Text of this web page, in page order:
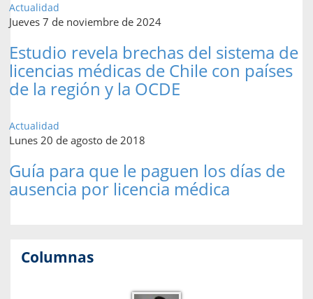
Actualidad
Jueves 7 de noviembre de 2024
Estudio revela brechas del sistema de
licencias médicas de Chile con países
de la región y la OCDE
Actualidad
Lunes 20 de agosto de 2018
Guía para que le paguen los días de
ausencia por licencia médica
Columnas